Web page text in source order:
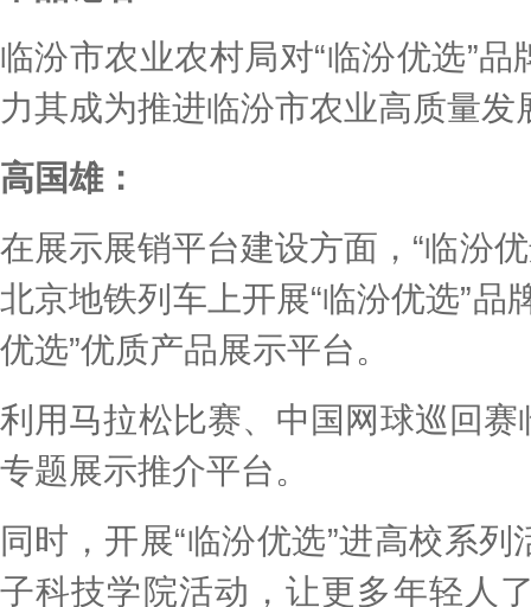
临汾市农业农村局对“临汾优选”
力其成为推进临汾市农业高质量发
高国雄：
在展示展销平台建设方面，“临汾
北京地铁列车上开展“临汾优选”品
优选”优质产品展示平台。
利用马拉松比赛、中国网球巡回
专题展示推介平台。
同时，开展“临汾优选”进高校系
子科技学院活动，让更多年轻人